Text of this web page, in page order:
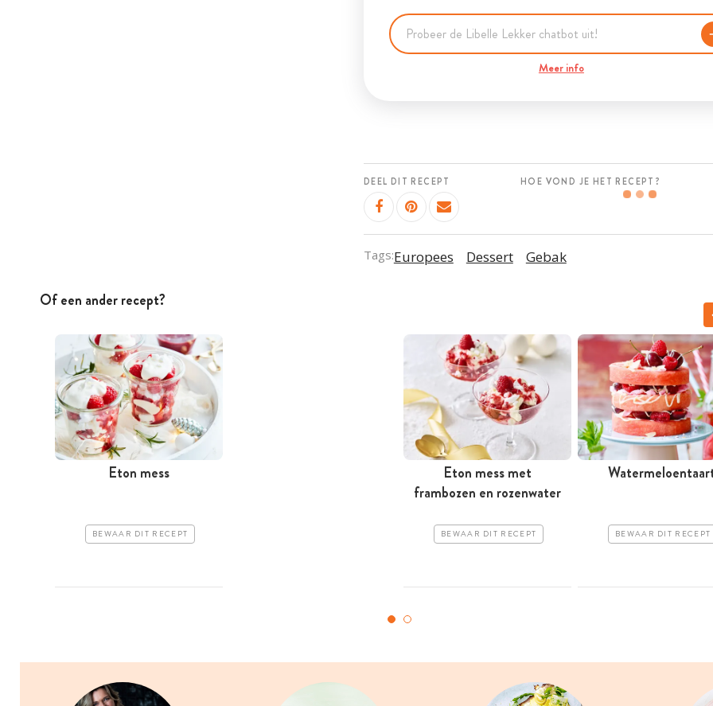
Meer info
DEEL DIT RECEPT HOE VOND JE HET RECEPT?
Tags:Europees Dessert Gebak
Of een ander recept?
Eton mess
BEWAAR DIT RECEPT
Eton mess met
frambozen en rozenwater
BEWAAR DIT RECEPT BEWAAR DIT RECEPT